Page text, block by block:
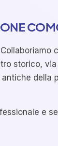
storico,
e